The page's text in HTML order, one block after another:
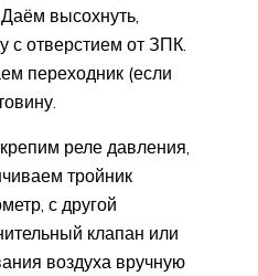
Даём высохнуть,
с отверстием от ЗПК.
переходник (если
реле давления,
тройник
с другой
клапан или
воздуха вручную